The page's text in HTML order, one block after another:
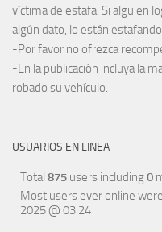
víctima de estafa. Si alguien
algún dato, lo están
-Por favor no ofrezca
-En la publicación incluya la
robado su vehículo.
USUARIOS EN LINEA
Total 875 users including0
Most users ever online were
2025 @ 03:24